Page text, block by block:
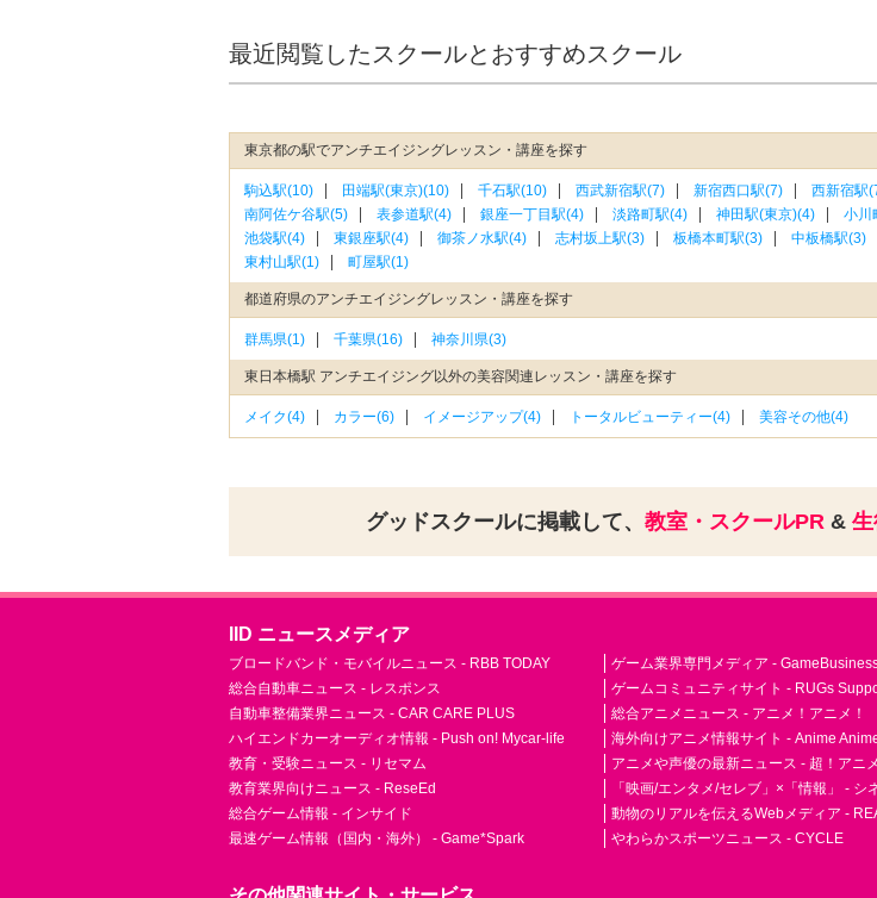
最近閲覧したスクールとおすすめスクール
東京都の駅でアンチエイジングレッスン・講座を探す
駒込駅(10) 田端駅(東京)(10) 千石駅(10) 西武新宿駅(7) 新宿西口駅(7) 西新宿駅
南阿佐ケ谷駅(5)
表参道駅(4) 銀座一丁目駅(4) 淡路町駅(4) 神田駅(東京)(4) 小川
池袋駅(4)
東銀座駅(4) 御茶ノ水駅(4) 志村坂上駅(3) 板橋本町駅(3) 中板橋駅(3)
東村山駅(1)
町屋駅(1)
都道府県のアンチエイジングレッスン・講座を探す
群馬県(1) 千葉県(16) 神奈川県(3)
東日本橋駅 アンチエイジング以外の美容関連レッスン・講座を探す
メイク(4) カラー(6) イメージアップ(4) トータルビューティー(4) 美容その他(4)
グッドスクールに掲載して、 教室・スクールPR&
IID ニュースメディア
ブロードバンド・モバイルニュース - RBB TODAY
総合自動車ニュース - レスポンス
自動車整備業界ニュース - CAR CARE PLUS
ハイエンドカーオーディオ情報 - Push on! Mycar-life
教育・受験ニュース - リセマム
教育業界向けニュース - ReseEd
総合ゲーム情報 - インサイド
最速ゲーム情報（国内・海外） - Game*Spark
ゲーム業界専門メディア -
ゲームコミュニティサイト - RUGs
総合アニメニュース - アニメ！アニメ！
海外向けアニメ情報サイト - Anime
アニメや声優の最新ニュース - 超！アニ
「映画/エンタメ/セレブ」×「情報」 - シ
動物のリアルを伝えるWebメディア -
やわらかスポーツニュース - CYCLE